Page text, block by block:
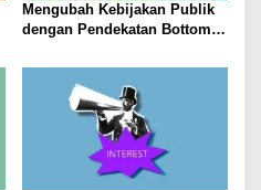
Mengubah Kebijakan Publik
dengan Pendekatan Bottom-